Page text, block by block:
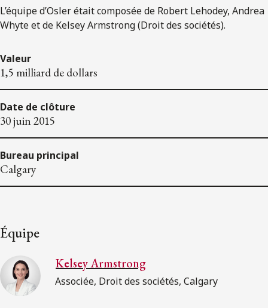
L’équipe d’Osler était composée de Robert Lehodey, Andrea
Whyte et de Kelsey Armstrong (Droit des sociétés).
Valeur
1,5 milliard de dollars
Date de clôture
30 juin 2015
Bureau principal
Calgary
Équipe
Kelsey Armstrong
Associée, Droit des sociétés, Calgary